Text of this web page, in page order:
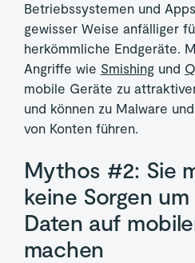
Betriebssystemen und
gewisser Weise anfälliger
herkömmliche Endgeräte.
Angriffe wie Smishingund
mobile Geräte zu
und können zu Malware
von Konten führen.
Mythos #2: Sie
keine Sorgen
Daten auf
machen